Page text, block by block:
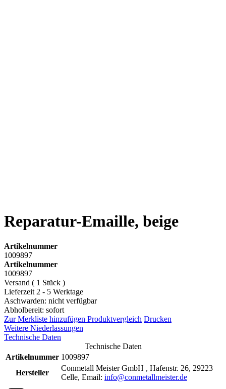
Reparatur-Emaille, beige
Artikelnummer
1009897
Artikelnummer
1009897
Versand ( 1 Stück )
Lieferzeit 2 - 5 Werktage
Aschwarden: nicht verfügbar
Abholbereit: sofort
Zur Merkliste hinzufügen Produktvergleich Drucken
Weitere Niederlassungen
Technische Daten
Technische Daten
Artikelnummer 1009897
Hersteller
Conmetall Meister GmbH , Hafenstr. 26, 29223
Celle, Email: info@conmetallmeister.de